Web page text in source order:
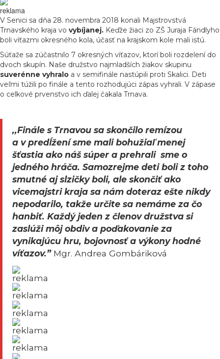
reklama
V Senici sa dňa 28. novembra 2018 konali Majstrovstvá
Trnavského kraja vo vybíjanej. Keďže žiaci zo ZŠ Juraja Fándlyho
boli víťazmi okresného kola, účasť na krajskom kole mali istú.
Súťaže sa zúčastnilo 7 okresných víťazov, ktorí boli rozdelení do
dvoch skupín. Naše družstvo najmladších žiakov skupinu
suverénne vyhralo a v semifinále nastúpili proti Skalici. Deti
veľmi túžili po finále a tento rozhodujúci zápas vyhrali. V zápase
o celkové prvenstvo ich ďalej čakala Trnava.
,,Finále s Trnavou sa skončilo remízou
a v predĺžení sme mali bohužiaľ menej
šťastia ako náš súper a prehrali sme o
jedného hráča. Samozrejme deti boli z toho
smutné aj slzičky boli, ale skončiť ako
vicemajstri kraja sa nám doteraz ešte nikdy
nepodarilo, takže určite sa nemáme za čo
hanbiť. Každý jeden z členov družstva si
zaslúži môj obdiv a poďakovanie za
vynikajúcu hru, bojovnosť a výkony hodné
víťazov.” Mgr. Andrea Gombáriková
reklama
reklama
reklama
reklama
reklama